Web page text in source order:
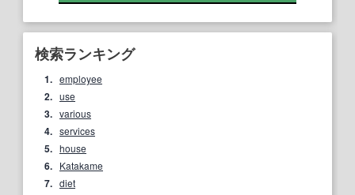
検索ランキング
1. employee
2. use
3. various
4. services
5. house
6. Katakame
7. diet